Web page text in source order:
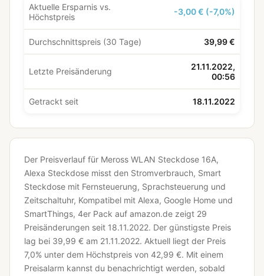
Aktuelle Ersparnis vs.
Höchstpreis
-3,00 € (-7,0%)
Durchschnittspreis (30 Tage) 39,99 €
Letzte Preisänderung
21.11.2022,
00:56
Getrackt seit 18.11.2022
Der Preisverlauf für Meross WLAN Steckdose 16A,
Alexa Steckdose misst den Stromverbrauch, Smart
Steckdose mit Fernsteuerung, Sprachsteuerung und
Zeitschaltuhr, Kompatibel mit Alexa, Google Home und
SmartThings, 4er Pack auf amazon.de zeigt 29
Preisänderungen seit 18.11.2022. Der günstigste Preis
lag bei 39,99 € am 21.11.2022. Aktuell liegt der Preis
7,0% unter dem Höchstpreis von 42,99 €. Mit einem
Preisalarm kannst du benachrichtigt werden, sobald